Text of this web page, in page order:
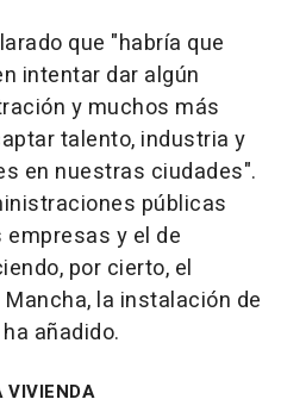
que "habría que
intentar dar algún
y muchos más
talento, industria y
en nuestras ciudades".
públicas
y el de
por cierto, el
la instalación de
añadido.
VIVIENDA